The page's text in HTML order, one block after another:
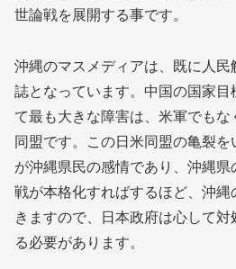
世論戦を展開する事です。
沖縄のマスメディアは、既に人
誌となっています。中国の国家
て最も大きな障害は、米軍でも
同盟です。この日米同盟の亀裂
が沖縄県民の感情であり、沖縄
戦が本格化すればするほど、沖
きますので、日本政府は心して対
る必要があります。